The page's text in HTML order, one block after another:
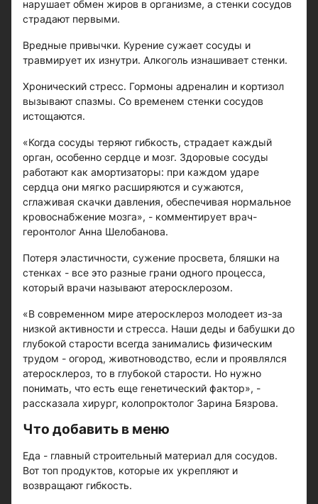
нарушает обмен жиров в организме, а стенки сосудов
страдают первыми.
Вредные привычки. Курение сужает сосуды и
травмирует их изнутри. Алкоголь изнашивает стенки.
Хронический стресс. Гормоны адреналин и кортизол
вызывают спазмы. Со временем стенки сосудов
истощаются.
«Когда сосуды теряют гибкость, страдает каждый
орган, особенно сердце и мозг. Здоровые сосуды
работают как амортизаторы: при каждом ударе
сердца они мягко расширяются и сужаются,
сглаживая скачки давления, обеспечивая нормальное
кровоснабжение мозга», - комментирует врач-
геронтолог Анна Шелобанова.
Потеря эластичности, сужение просвета, бляшки на
стенках - все это разные грани одного процесса,
который врачи называют атеросклерозом.
«В современном мире атеросклероз молодеет из-за
низкой активности и стресса. Наши деды и бабушки до
глубокой старости всегда занимались физическим
трудом - огород, животноводство, если и проявлялся
атеросклероз, то в глубокой старости. Но нужно
понимать, что есть еще генетический фактор», -
рассказала хирург, колопроктолог Зарина Бязрова.
Что добавить в меню
Еда - главный строительный материал для сосудов.
Вот топ продуктов, которые их укрепляют и
возвращают гибкость.